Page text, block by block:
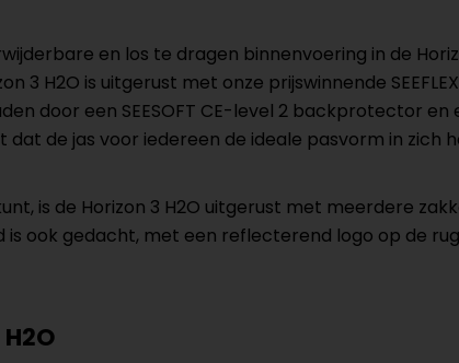
en los te dragen binnenvoering in de
3 H2O is uitgerust met onze prijswinnende
door een SEESOFT CE-level 2 backprotector
de jas voor iedereen de ideale pasvorm in zich
is de Horizon 3 H2O uitgerust met meerdere
ook gedacht, met een reflecterend logo op de